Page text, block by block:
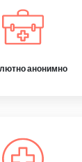
анонимно